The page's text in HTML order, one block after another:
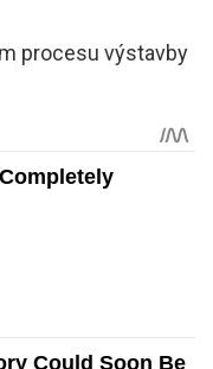
procesu výstavby